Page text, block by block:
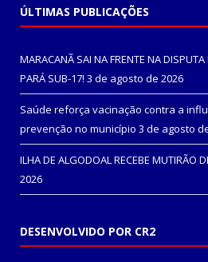
ÚLTIMAS PUBLICAÇÕES
MARACANÃ SAI NA FRENTE NA
PARÁ SUB-17! 3 de agosto de 2026
Saúde reforça vacinação contra a
prevenção no município 3 de agosto
ILHA DE ALGODOAL RECEBE MUTIRÃO
2026
DESENVOLVIDO POR CR2